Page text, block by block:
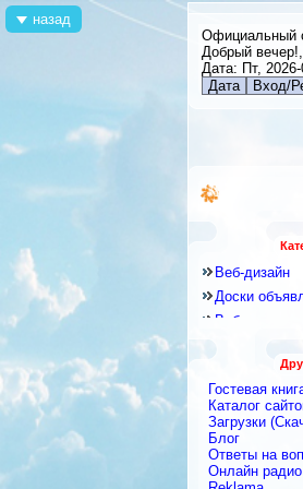
Официальный
Добрый вечер!,
Дата: Пт,
Дата
Вход/
Веб-дизайн
Доски
Веб-
Каталоги
Скрипты
Блоги
Интернет-
услуги
Гостевая
Каталог
Загрузки
Блог
Ответы на
Онлайн радио
назад